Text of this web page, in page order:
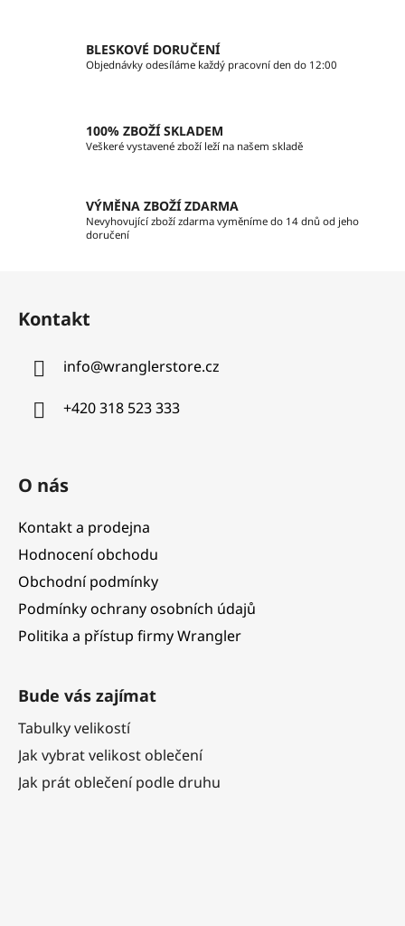
í
p
k
y
p
i
BLESKOVÉ DORUČENÍ
Objednávky odesíláme každý pracovní den do 12:00
100% ZBOŽÍ SKLADEM
Veškeré vystavené zboží leží na našem skladě
VÝMĚNA ZBOŽÍ ZDARMA
Nevyhovující zboží zdarma vyměníme do 14 dnů od jeho
doručení
Kontakt
info@wranglerstore.cz
+420 318 523 333
O nás
Kontakt a prodejna
Hodnocení obchodu
Obchodní podmínky
Podmínky ochrany osobních údajů
Politika a přístup firmy Wrangler
Bude vás zajímat
Tabulky velikostí
Jak vybrat velikost oblečení
Jak prát oblečení podle druhu